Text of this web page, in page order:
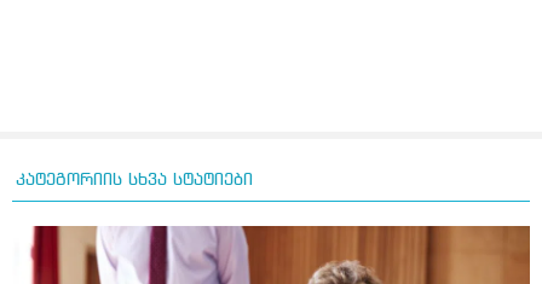
კატეგორიის სხვა სტატიები